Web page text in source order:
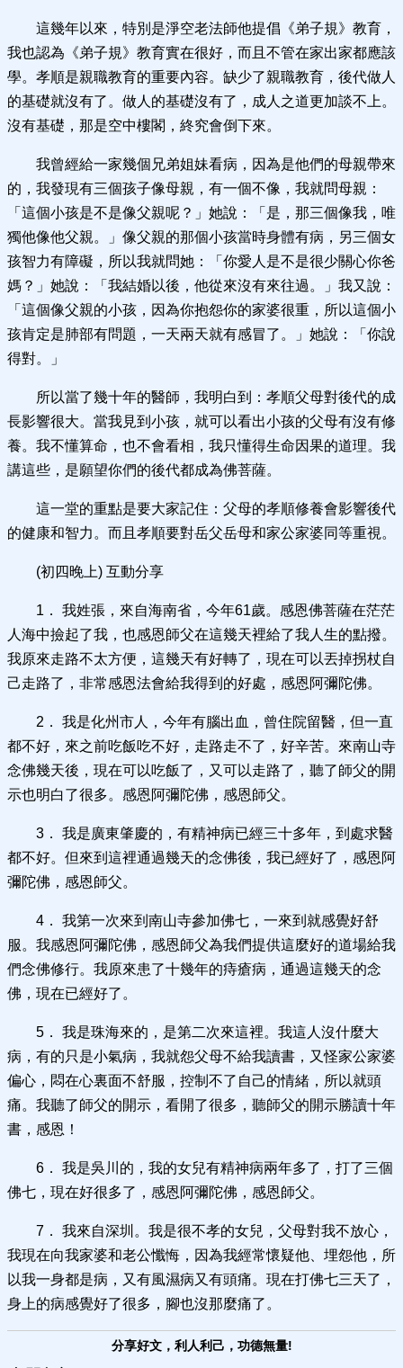
這幾年以來，特別是淨空老法師他提倡《弟子規》教育，
我也認為《弟子規》教育實在很好，而且不管在家出家都應該
學。孝順是親職教育的重要內容。缺少了親職教育，後代做人
的基礎就沒有了。做人的基礎沒有了，成人之道更加談不上。
沒有基礎，那是空中樓閣，終究會倒下來。
我曾經給一家幾個兄弟姐妹看病，因為是他們的母親帶來
的，我發現有三個孩子像母親，有一個不像，我就問母親：
「這個小孩是不是像父親呢？」她說：「是，那三個像我，唯
獨他像他父親。」像父親的那個小孩當時身體有病，另三個女
孩智力有障礙，所以我就問她：「你愛人是不是很少關心你爸
媽？」她說：「我結婚以後，他從來沒有來往過。」我又說：
「這個像父親的小孩，因為你抱怨你的家婆很重，所以這個小
孩肯定是肺部有問題，一天兩天就有感冒了。」她說：「你說
得對。」
所以當了幾十年的醫師，我明白到：孝順父母對後代的成
長影響很大。當我見到小孩，就可以看出小孩的父母有沒有修
養。我不懂算命，也不會看相，我只懂得生命因果的道理。我
講這些，是願望你們的後代都成為佛菩薩。
這一堂的重點是要大家記住：父母的孝順修養會影響後代
的健康和智力。而且孝順要對岳父岳母和家公家婆同等重視。
(初四晚上) 互動分享
1． 我姓張，來自海南省，今年61歲。感恩佛菩薩在茫茫
人海中撿起了我，也感恩師父在這幾天裡給了我人生的點撥。
我原來走路不太方便，這幾天有好轉了，現在可以丟掉拐杖自
己走路了，非常感恩法會給我得到的好處，感恩阿彌陀佛。
2． 我是化州市人，今年有腦出血，曾住院留醫，但一直
都不好，來之前吃飯吃不好，走路走不了，好辛苦。來南山寺
念佛幾天後，現在可以吃飯了，又可以走路了，聽了師父的開
示也明白了很多。感恩阿彌陀佛，感恩師父。
3． 我是廣東肇慶的，有精神病已經三十多年，到處求醫
都不好。但來到這裡通過幾天的念佛後，我已經好了，感恩阿
彌陀佛，感恩師父。
4． 我第一次來到南山寺參加佛七，一來到就感覺好舒
服。我感恩阿彌陀佛，感恩師父為我們提供這麼好的道場給我
們念佛修行。我原來患了十幾年的痔瘡病，通過這幾天的念
佛，現在已經好了。
5． 我是珠海來的，是第二次來這裡。我這人沒什麼大
病，有的只是小氣病，我就怨父母不給我讀書，又怪家公家婆
偏心，悶在心裏面不舒服，控制不了自己的情緒，所以就頭
痛。我聽了師父的開示，看開了很多，聽師父的開示勝讀十年
書，感恩！
6． 我是吳川的，我的女兒有精神病兩年多了，打了三個
佛七，現在好很多了，感恩阿彌陀佛，感恩師父。
7． 我來自深圳。我是很不孝的女兒，父母對我不放心，
我現在向我家婆和老公懺悔，因為我經常懷疑他、埋怨他，所
以我一身都是病，又有風濕病又有頭痛。現在打佛七三天了，
身上的病感覺好了很多，腳也沒那麼痛了。
分享好文，利人利己，功德無量!